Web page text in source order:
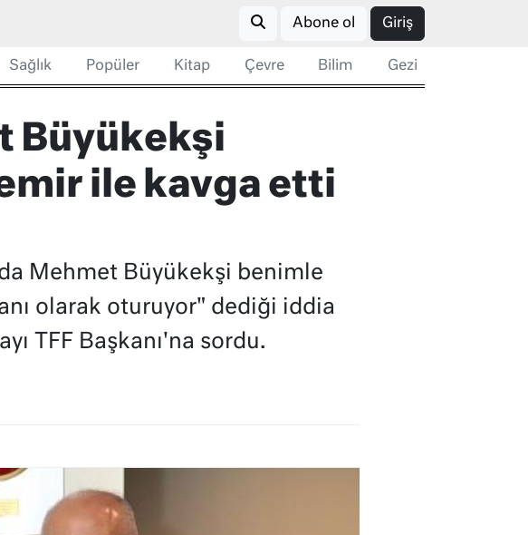
Abone ol Giriş
Sağlık Popüler Kitap Çevre Bilim Gezi
Büyükekşi
ile kavga etti
Mehmet Büyükekşi benimle
olarak oturuyor" dediği iddia
TFF Başkanı'na sordu.